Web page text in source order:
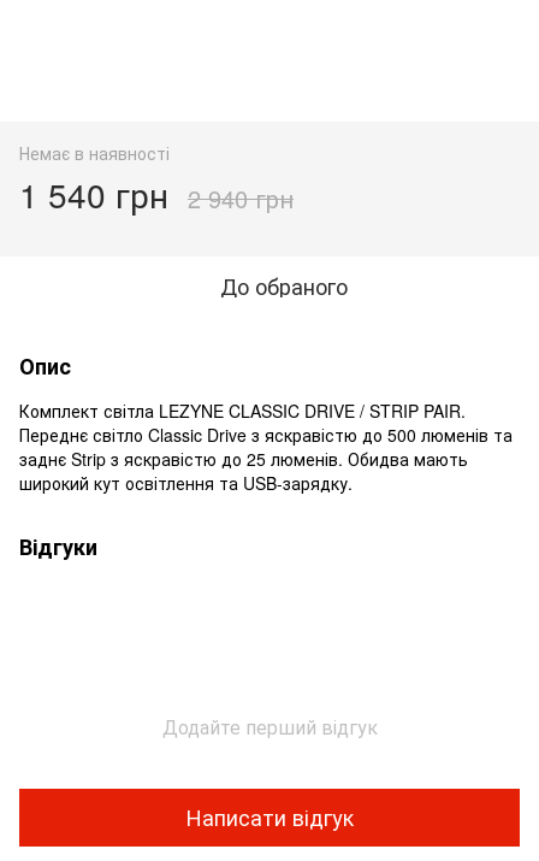
Немає в наявності
1 540 грн 2 940 грн
До обраного
Опис
Комплект світла LEZYNE CLASSIC DRIVE / STRIP PAIR.
Переднє світло Classic Drive з яскравістю до 500 люменів та
заднє Strip з яскравістю до 25 люменів. Обидва мають
широкий кут освітлення та USB-зарядку.
Відгуки
Додайте перший відгук
Написати відгук